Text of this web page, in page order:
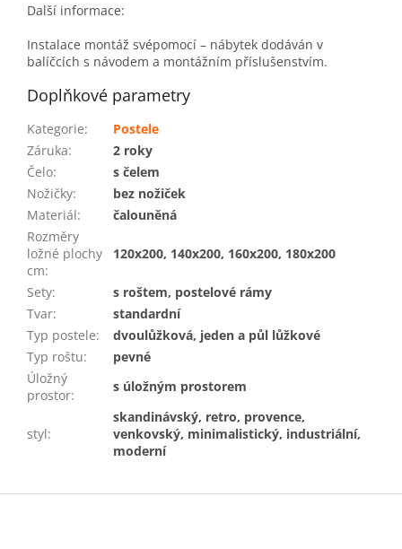
Další informace:
Instalace montáž svépomocí – nábytek dodáván v
balíčcích s návodem a montážním příslušenstvím.
Doplňkové parametry
Kategorie:
Postele
Záruka:
2 roky
Čelo:
s čelem
Nožičky:
bez nožiček
Materiál:
čalouněná
Rozměry
ložné plochy
cm:
120x200, 140x200, 160x200, 180x200
Sety:
s roštem, postelové rámy
Tvar:
standardní
Typ postele:
dvoulůžková, jeden a půl lůžkové
Typ roštu:
pevné
Úložný
prostor:
s úložným prostorem
styl:
skandinávský, retro, provence,
venkovský, minimalistický, industriální,
moderní
Z